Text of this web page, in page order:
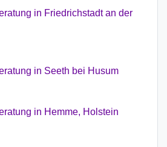
in Friedrichstadt an der
in Seeth bei Husum
in Hemme, Holstein